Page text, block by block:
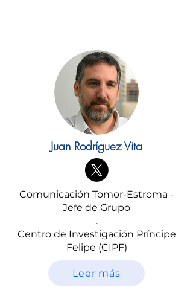
Juan Rodríguez Vita
Comunicación Tomor-Estroma -
Jefe de Grupo
.
Centro de Investigación Príncipe
Felipe (CIPF)
Leer más